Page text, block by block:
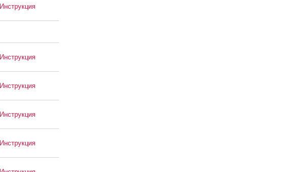
Инструкция
Инструкция
Инструкция
Инструкция
Инструкция